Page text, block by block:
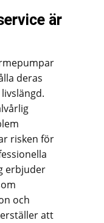
är
deras
risken för
erbjuder
och
att